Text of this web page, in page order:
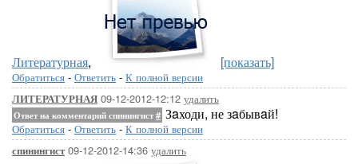
Литературная, [показать]
Обратиться - Ответить - К полной версии
ЛИТЕРАТУРНАЯ 09-12-2012-12:12 удалить
Ответ на комментарий спинингист# Зaходи, не зaбывaй!
Обратиться - Ответить - К полной версии
спинингист09-12-2012-14:36 удалить